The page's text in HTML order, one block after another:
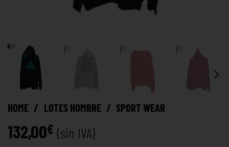
HOME / LOTES HOMBRE / SPORT WEAR
132,00€ (sin IVA)